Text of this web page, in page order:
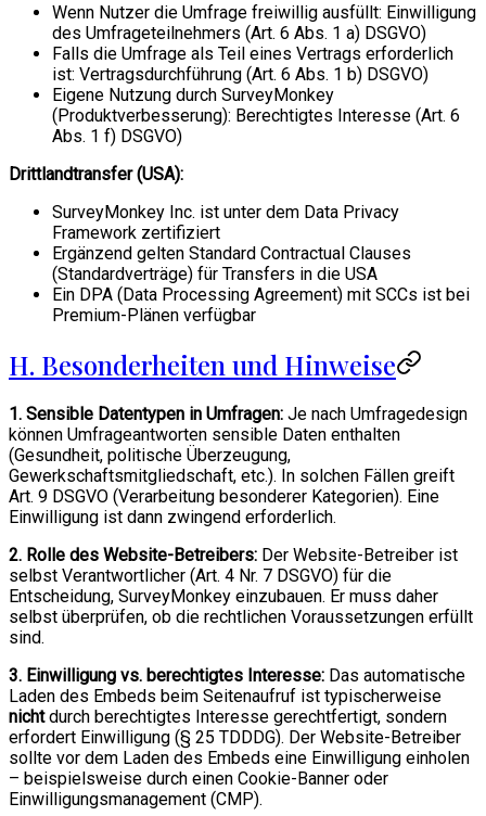
Wenn Nutzer die Umfrage freiwillig ausfüllt: Einwilligung
des Umfrageteilnehmers (Art. 6 Abs. 1 a) DSGVO)
Falls die Umfrage als Teil eines Vertrags erforderlich
ist: Vertragsdurchführung (Art. 6 Abs. 1 b) DSGVO)
Eigene Nutzung durch SurveyMonkey
(Produktverbesserung): Berechtigtes Interesse (Art. 6
Abs. 1 f) DSGVO)
Drittlandtransfer (USA):
SurveyMonkey Inc. ist unter dem Data Privacy
Framework zertifiziert
Ergänzend gelten Standard Contractual Clauses
(Standardverträge) für Transfers in die USA
Ein DPA (Data Processing Agreement) mit SCCs ist bei
Premium-Plänen verfügbar
H. Besonderheiten und Hinweise
1. Sensible Datentypen in Umfragen: Je nach Umfragedesign
können Umfrageantworten sensible Daten enthalten
(Gesundheit, politische Überzeugung,
Gewerkschaftsmitgliedschaft, etc.). In solchen Fällen greift
Art. 9 DSGVO (Verarbeitung besonderer Kategorien). Eine
Einwilligung ist dann zwingend erforderlich.
2. Rolle des Website-Betreibers: Der Website-Betreiber ist
selbst Verantwortlicher (Art. 4 Nr. 7 DSGVO) für die
Entscheidung, SurveyMonkey einzubauen. Er muss daher
selbst überprüfen, ob die rechtlichen Voraussetzungen erfüllt
sind.
3. Einwilligung vs. berechtigtes Interesse: Das automatische
Laden des Embeds beim Seitenaufruf ist typischerweise
nichtdurch berechtigtes Interesse gerechtfertigt, sondern
erfordert Einwilligung (§ 25 TDDDG). Der Website-Betreiber
sollte vor dem Laden des Embeds eine Einwilligung einholen
– beispielsweise durch einen Cookie-Banner oder
Einwilligungsmanagement (CMP).